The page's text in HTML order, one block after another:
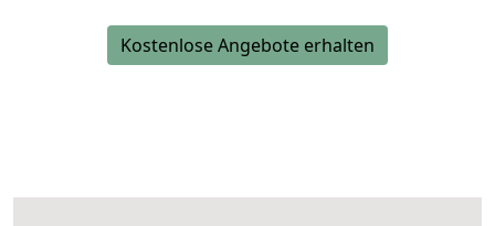
Kostenlose Angebote erhalten